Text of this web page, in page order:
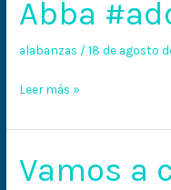
Abba
alabanzas /18 de agosto
#adoración
Leer más »
Vamos a
Vamos